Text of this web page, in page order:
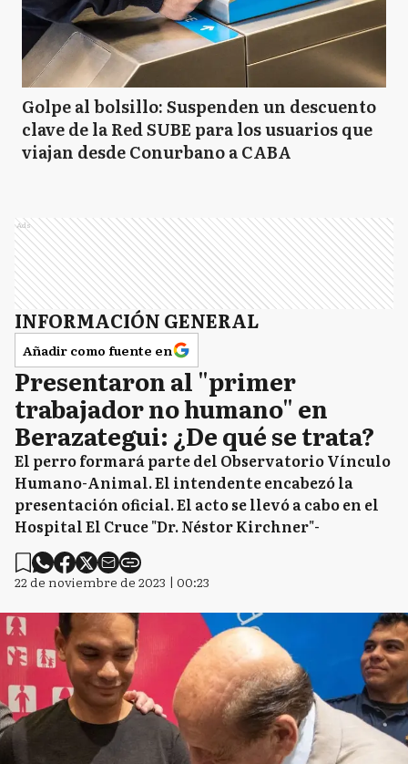
Golpe al bolsillo: Suspenden un descuento
clave de la Red SUBE para los usuarios que
viajan desde Conurbano a CABA
Ads
INFORMACIÓN GENERAL
Añadir como fuente en
Presentaron al "primer
trabajador no humano" en
Berazategui: ¿De qué se trata?
El perro formará parte del Observatorio Vínculo
Humano-Animal. El intendente encabezó la
presentación oficial. El acto se llevó a cabo en el
Hospital El Cruce "Dr. Néstor Kirchner"-
22 de noviembre de 2023 | 00:23